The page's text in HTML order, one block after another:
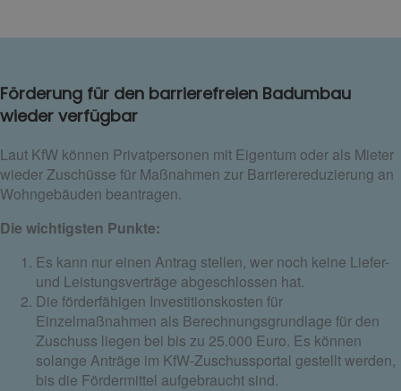
Förderung für den barrierefreien Badumbau
wieder verfügbar
Laut KfW können Privatpersonen mit Eigentum oder als Mieter
wieder Zuschüsse für Maßnahmen zur Barrierereduzierung an
Wohngebäuden beantragen.
Die wichtigsten Punkte:
Es kann nur einen Antrag stellen, wer noch keine Liefer-
und Leistungsverträge abgeschlossen hat.
Die förderfähigen Investitionskosten für
Einzelmaßnahmen als Berechnungsgrundlage für den
Zuschuss liegen bei bis zu 25.000 Euro. Es können
solange Anträge im KfW-Zuschussportal gestellt werden,
bis die Fördermittel aufgebraucht sind.